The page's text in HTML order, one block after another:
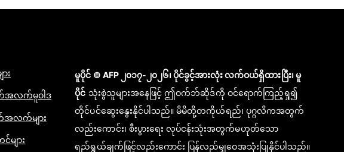
း
အလက်မူဝါဒ
အလက်များ
ျား
မူပိုင် © AFP ၂၀၁၇-၂၀၂၆၊ ပိုင်ခွင့်အားလုံး လက်ဝယ်ရှိထားပြီး၊ မူ
ပိုင် သုံးစွဲသူများအနေဖြင့် ဤဝက်ဘ်ဆိုဒ်ကို ဝင်ရောက်ကြည့်ရှု၍
တိုင်ပင်ဆွေးနွေးနိုင်ပါသည်။ မိမိတို့တကိုယ်ရည်၊ ပုဂ္ဂလိကအတွက်
လည်းကောင်း၊ စီးပွားရေး လုပ်ငန်းသုံးအတွက်မဟုတ်သော
ရည်ရွယ်ချက်ဖြင့်လည်းကောင်း ပြန်လည်မျှဝေအသုံးပြုနိုင်ပါသည်။